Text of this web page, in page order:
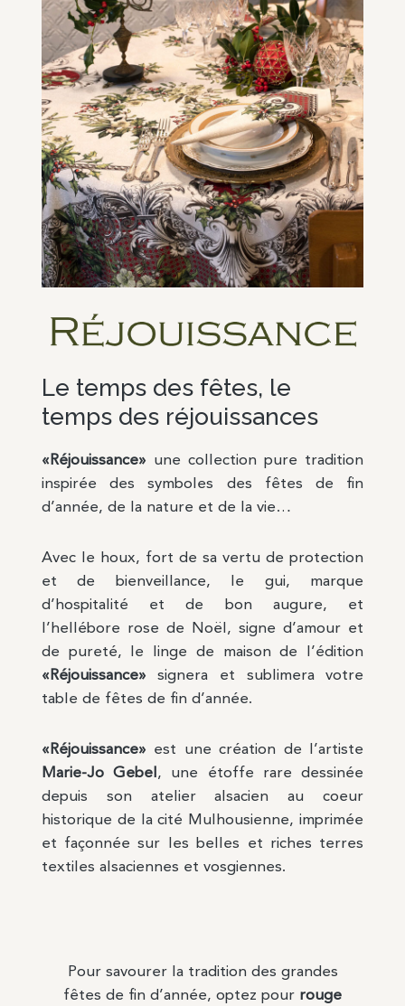
Le temps des fêtes, le
temps des réjouissances
«Réjouissance» une collection pure tradition
inspirée des symboles des fêtes de fin
d’année, de la nature et de la vie…
Avec le houx, fort de sa vertu de protection
et de bienveillance, le gui, marque
d’hospitalité et de bon augure, et
l’hellébore rose de Noël, signe d’amour et
de pureté, le linge de maison de l’édition
«Réjouissance» signera et sublimera votre
table de fêtes de fin d’année.
«Réjouissance» est une création de l’artiste
Marie-Jo Gebel , une étoffe rare dessinée
depuis son atelier alsacien au coeur
historique de la cité Mulhousienne, imprimée
et façonnée sur les belles et riches terres
textiles alsaciennes et vosgiennes.
Pour savourer la tradition des grandes
fêtes de fin d’année, optez pour rouge